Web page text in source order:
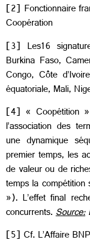
[2] Fonctionnaire
Coopération
[3] Les16
Burkina Faso,
Congo, Côte
équatoriale, Mali,
[4] « Coopétition
l’association des
une dynamique
premier temps, les
de valeur ou de
temps la
»). L’effet final
concurrents.Source:
[5] Cf. L’Affaire BNP